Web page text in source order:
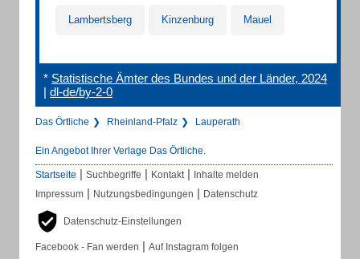
Lambertsberg Kinzenburg Mauel
* Statistische Ämter des Bundes und der Länder, 2024
| dl-de/by-2-0
Das Örtliche Rheinland-Pfalz Lauperath
Ein Angebot Ihrer Verlage Das Örtliche.
Startseite | Suchbegriffe | Kontakt | Inhalte melden
Impressum | Nutzungsbedingungen | Datenschutz
Datenschutz-Einstellungen
Facebook - Fan werden | Auf Instagram folgen